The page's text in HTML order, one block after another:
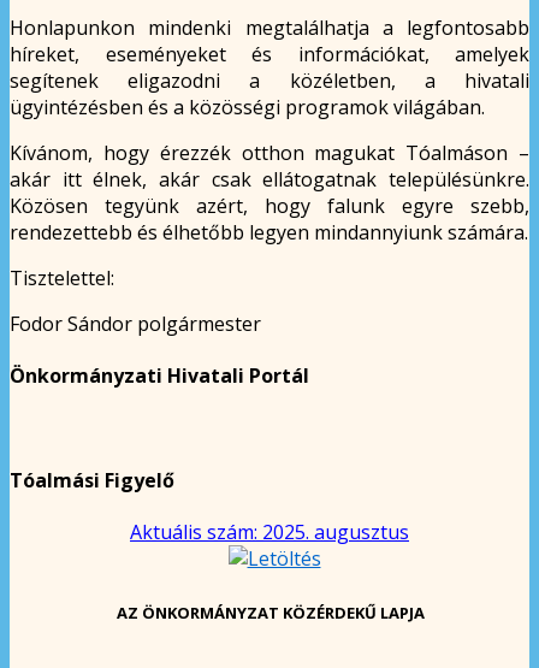
Honlapunkon mindenki megtalálhatja a legfontosabb
híreket, eseményeket és információkat, amelyek
segítenek eligazodni a közéletben, a hivatali
ügyintézésben és a közösségi programok világában.
Kívánom, hogy érezzék otthon magukat Tóalmáson –
akár itt élnek, akár csak ellátogatnak településünkre.
Közösen tegyünk azért, hogy falunk egyre szebb,
rendezettebb és élhetőbb legyen mindannyiunk számára.
Tisztelettel:
Fodor Sándor polgármester
Önkormányzati Hivatali Portál
Tóalmási Figyelő
Aktuális szám: 2025. augusztus
AZ ÖNKORMÁNYZAT KÖZÉRDEKŰ LAPJA